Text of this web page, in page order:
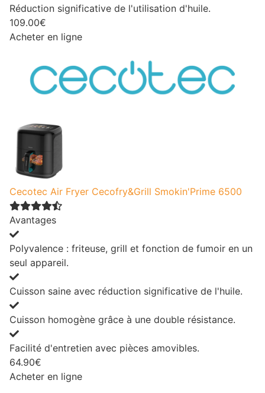
Réduction significative de l'utilisation d'huile.
109.00€
Acheter en ligne
Cecotec Air Fryer Cecofry&Grill Smokin'Prime 6500
Avantages
Polyvalence : friteuse, grill et fonction de fumoir en un
seul appareil.
Cuisson saine avec réduction significative de l'huile.
Cuisson homogène grâce à une double résistance.
Facilité d'entretien avec pièces amovibles.
64.90€
Acheter en ligne